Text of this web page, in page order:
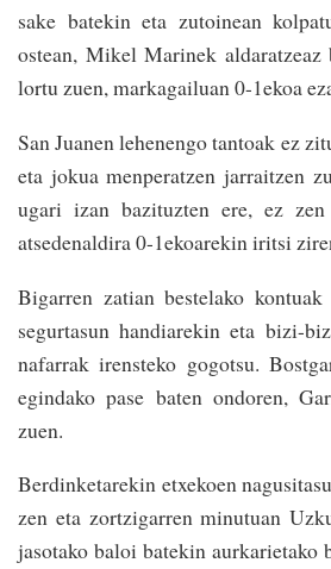
sake batekin eta zutoinean
ostean, Mikel Marinek aldaratzeaz
lortu zuen, markagailuan 0-1ekoa
San Juanen lehenengo tantoak ez
eta jokua menperatzen jarraitzen
ugari izan bazituzten ere, ez
atsedenaldira 0-1ekoarekin iritsi
Bigarren zatian bestelako
segurtasun handiarekin eta bizi-
nafarrak irensteko gogotsu.
egindako pase baten ondoren,
zuen.
Berdinketarekin etxekoen
zen eta zortzigarren minutuan
jasotako baloi batekin aurkarietako